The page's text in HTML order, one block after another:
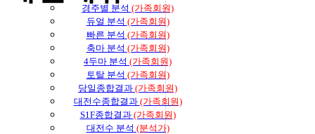
경주별 분석(가족회원)
듀얼 분석 (가족회원)
빠른 분석 (가족회원)
축마 분석 (가족회원)
4두마 분석(가족회원)
토탈 분석 (가족회원)
당일종합결과(가족회원)
대전수종합결과 (가족회원)
S1F종합결과 (가족회원)
대전수 분석 (분석가)